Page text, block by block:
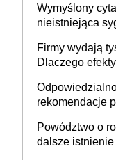
Wymyślony
nieistniejąca
firmie
Firmy wydają
Dlaczego
rekomendacje
Powództwo o
dalsze istnienie